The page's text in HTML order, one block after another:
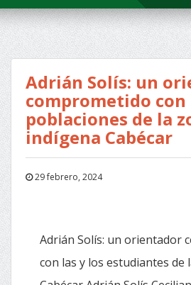
Adrián Solís: un
comprometido con
poblaciones de la
indígena Cabécar
29 febrero, 2024
Adrián Solís: un orientador
con las y los estudiantes de